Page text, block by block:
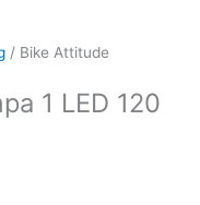
/ Bike Attitude
1 LED 120